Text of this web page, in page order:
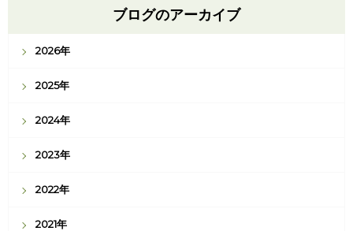
ブログのアーカイブ
2026年
2025年
2024年
2023年
2022年
2021年